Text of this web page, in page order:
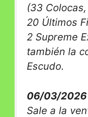
(33
20 Últimos
2 Supreme
también la
Escudo.
06/03/2026
Sale a la